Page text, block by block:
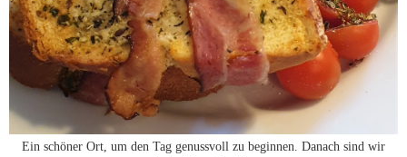
Ein schöner Ort, um den Tag genussvoll zu beginnen. Danach sind wir